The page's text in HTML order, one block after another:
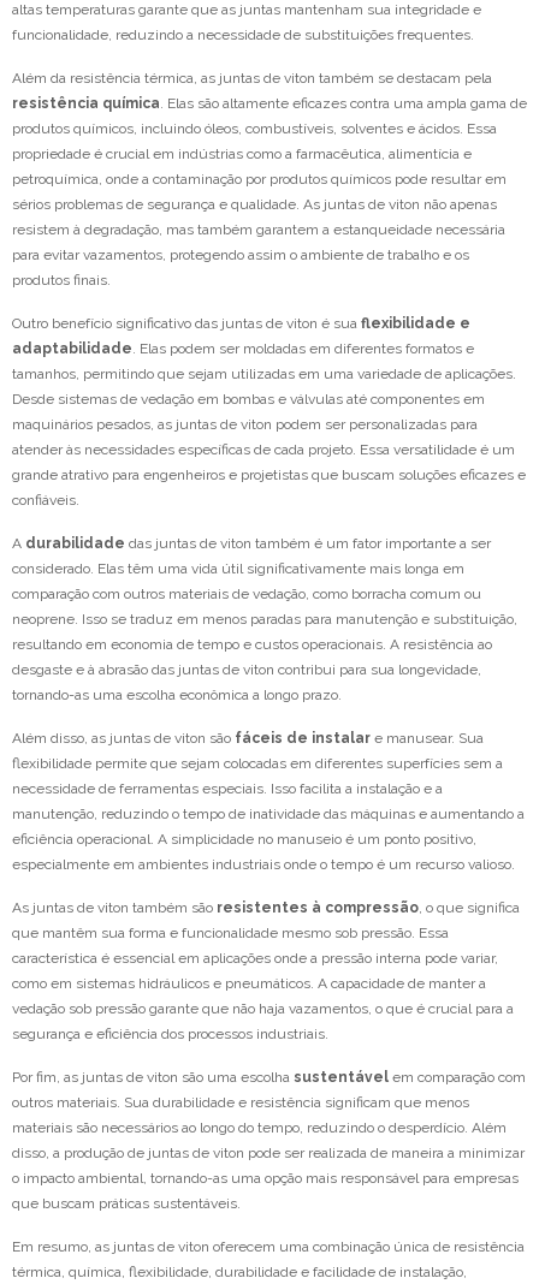
altas temperaturas garante que as juntas mantenham sua integridade e
funcionalidade, reduzindo a necessidade de substituições frequentes.
Além da resistência térmica, as juntas de viton também se destacam pela
resistência química. Elas são altamente eficazes contra uma ampla gama de
produtos químicos, incluindo óleos, combustíveis, solventes e ácidos. Essa
propriedade é crucial em indústrias como a farmacêutica, alimentícia e
petroquímica, onde a contaminação por produtos químicos pode resultar em
sérios problemas de segurança e qualidade. As juntas de viton não apenas
resistem à degradação, mas também garantem a estanqueidade necessária
para evitar vazamentos, protegendo assim o ambiente de trabalho e os
produtos finais.
Outro benefício significativo das juntas de viton é sua flexibilidade e
adaptabilidade. Elas podem ser moldadas em diferentes formatos e
tamanhos, permitindo que sejam utilizadas em uma variedade de aplicações.
Desde sistemas de vedação em bombas e válvulas até componentes em
maquinários pesados, as juntas de viton podem ser personalizadas para
atender às necessidades específicas de cada projeto. Essa versatilidade é um
grande atrativo para engenheiros e projetistas que buscam soluções eficazes e
confiáveis.
A durabilidade das juntas de viton também é um fator importante a ser
considerado. Elas têm uma vida útil significativamente mais longa em
comparação com outros materiais de vedação, como borracha comum ou
neoprene. Isso se traduz em menos paradas para manutenção e substituição,
resultando em economia de tempo e custos operacionais. A resistência ao
desgaste e à abrasão das juntas de viton contribui para sua longevidade,
tornando-as uma escolha econômica a longo prazo.
Além disso, as juntas de viton são fáceis de instalar e manusear. Sua
flexibilidade permite que sejam colocadas em diferentes superfícies sem a
necessidade de ferramentas especiais. Isso facilita a instalação e a
manutenção, reduzindo o tempo de inatividade das máquinas e aumentando a
eficiência operacional. A simplicidade no manuseio é um ponto positivo,
especialmente em ambientes industriais onde o tempo é um recurso valioso.
As juntas de viton também são resistentes à compressão, o que significa
que mantêm sua forma e funcionalidade mesmo sob pressão. Essa
característica é essencial em aplicações onde a pressão interna pode variar,
como em sistemas hidráulicos e pneumáticos. A capacidade de manter a
vedação sob pressão garante que não haja vazamentos, o que é crucial para a
segurança e eficiência dos processos industriais.
Por fim, as juntas de viton são uma escolha sustentável em comparação com
outros materiais. Sua durabilidade e resistência significam que menos
materiais são necessários ao longo do tempo, reduzindo o desperdício. Além
disso, a produção de juntas de viton pode ser realizada de maneira a minimizar
o impacto ambiental, tornando-as uma opção mais responsável para empresas
que buscam práticas sustentáveis.
Em resumo, as juntas de viton oferecem uma combinação única de resistência
térmica, química, flexibilidade, durabilidade e facilidade de instalação,